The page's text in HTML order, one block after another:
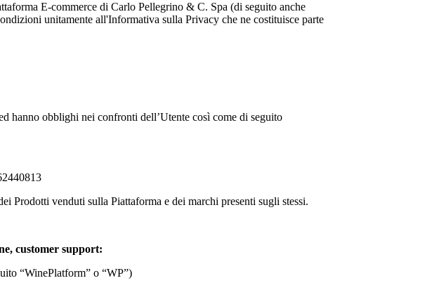
E-commerce diCarlo Pellegrino & C. Spa (di seguito anche
unitamente all'Informativa sulla Privacy che ne costituisce parte
hanno obblighi nei confronti dell’Utente così come di seguito
Prodotti venduti sulla Piattaforma e dei marchi presenti sugli stessi.
customer support:
“WinePlatform” o “WP”)